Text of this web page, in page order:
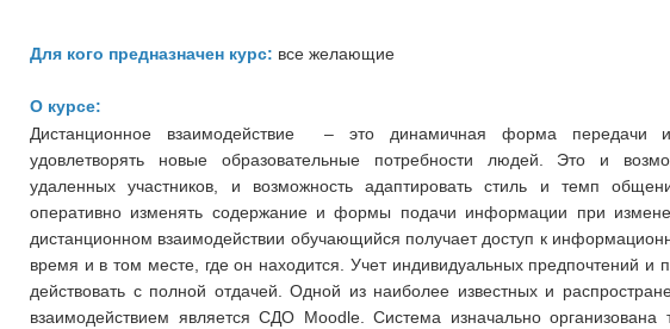
Для кого предназначен курс: все желающие
О курсе:
Дистанционное взаимодействие – это динамичная форма передачи
удовлетворять новые образовательные потребности людей. Это и
удаленных участников, и возможность адаптировать стиль и темп
оперативно изменять содержание и формы подачи информации при
дистанционном взаимодействии обучающийся получает доступ к
время и в том месте, где он находится. Учет индивидуальных предпочтений и
действовать с полной отдачей. Одной из наиболее известных и
взаимодействием является СДО Moodle. Система изначально